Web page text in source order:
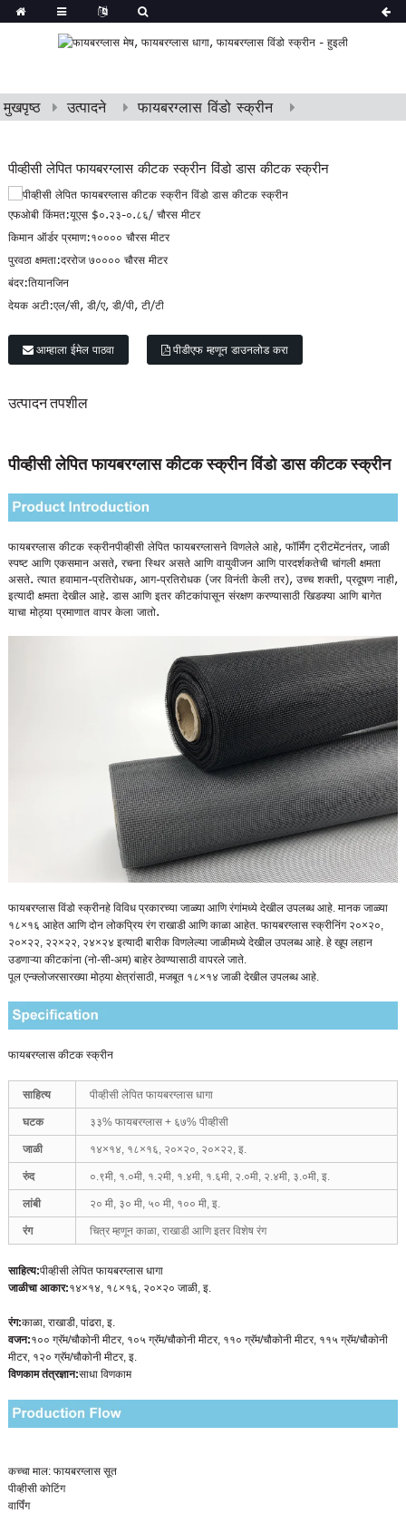
मुखपृष्ठ उत्पादने फायबरग्लास विंडो स्क्रीन
पीव्हीसी लेपित फायबरग्लास कीटक स्क्रीन विंडो डास कीटक स्क्रीन
एफओबी किंमत:यूएस $०.२३-०.८६/ चौरस मीटर
किमान ऑर्डर प्रमाण:१०००० चौरस मीटर
पुरवठा क्षमता:दररोज ७०००० चौरस मीटर
बंदर:तियानजिन
देयक अटी:एल/सी, डी/ए, डी/पी, टी/टी
आम्हाला ईमेल पाठवा पीडीएफ म्हणून डाउनलोड करा
उत्पादन तपशील
पीव्हीसी लेपित फायबरग्लास कीटक स्क्रीन विंडो डास कीटक स्क्रीन
फायबरग्लास कीटक स्क्रीनपीव्हीसी लेपित फायबरग्लासने विणलेले आहे, फॉर्मिंग ट्रीटमेंटनंतर, जाळी
स्पष्ट आणि एकसमान असते, रचना स्थिर असते आणि वायुवीजन आणि पारदर्शकतेची चांगली क्षमता
असते. त्यात हवामान-प्रतिरोधक, आग-प्रतिरोधक (जर विनंती केली तर), उच्च शक्ती, प्रदूषण नाही,
इत्यादी क्षमता देखील आहे. डास आणि इतर कीटकांपासून संरक्षण करण्यासाठी खिडक्या आणि बागेत
याचा मोठ्या प्रमाणात वापर केला जातो.
फायबरग्लास विंडो स्क्रीनहे विविध प्रकारच्या जाळ्या आणि रंगांमध्ये देखील उपलब्ध आहे. मानक जाळ्या
१८×१६ आहेत आणि दोन लोकप्रिय रंग राखाडी आणि काळा आहेत. फायबरग्लास स्क्रीनिंग २०×२०,
२०×२२, २२×२२, २४×२४ इत्यादी बारीक विणलेल्या जाळीमध्ये देखील उपलब्ध आहे. हे खूप लहान
उडणाऱ्या कीटकांना (नो-सी-अम) बाहेर ठेवण्यासाठी वापरले जाते.
पूल एन्क्लोजरसारख्या मोठ्या क्षेत्रांसाठी, मजबूत १८×१४ जाळी देखील उपलब्ध आहे.
फायबरग्लास कीटक स्क्रीन
साहित्य पीव्हीसी लेपित फायबरग्लास धागा
घटक ३३% फायबरग्लास + ६७% पीव्हीसी
जाळी १४×१४, १८×१६, २०×२०, २०×२२, इ.
रुंद ०.९मी, १.०मी, १.२मी, १.४मी, १.६मी, २.०मी, २.४मी, ३.०मी, इ.
लांबी २० मी, ३० मी, ५० मी, १०० मी, इ.
रंग चित्र म्हणून काळा, राखाडी आणि इतर विशेष रंग
साहित्य:पीव्हीसी लेपित फायबरग्लास धागा
जाळीचा आकार:१४×१४, १८×१६, २०×२० जाळी, इ.
रंग:काळा, राखाडी, पांढरा, इ.
वजन:१०० ग्रॅम/चौकोनी मीटर, १०५ ग्रॅम/चौकोनी मीटर, ११० ग्रॅम/चौकोनी मीटर, ११५ ग्रॅम/चौकोनी
मीटर, १२० ग्रॅम/चौकोनी मीटर, इ.
विणकाम तंत्रज्ञान:साधा विणकाम
कच्चा माल: फायबरग्लास सूत
पीव्हीसी कोटिंग
वार्पिंग